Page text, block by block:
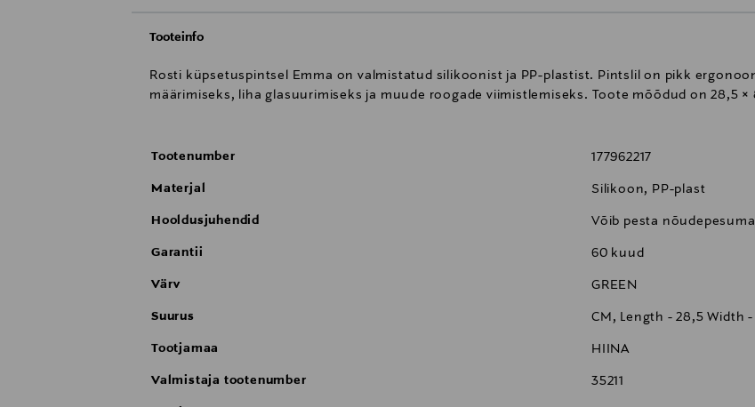
Tooteinfo
Rosti küpsetuspintsel Emma on valmistatud silikoonist ja PP-plastist. Pintslil on pikk
määrimiseks, liha glasuurimiseks ja muude roogade viimistlemiseks. Toote mõõdud on 28,5 ×
Tootenumber 177962217
Materjal Silikoon, PP-plast
Hooldusjuhendid Võib pesta
Garantii 60 kuud
Värv GREEN
Suurus CM, Length - 28,5 Width
Tootjamaa HIINA
Valmistaja tootenumber 35211